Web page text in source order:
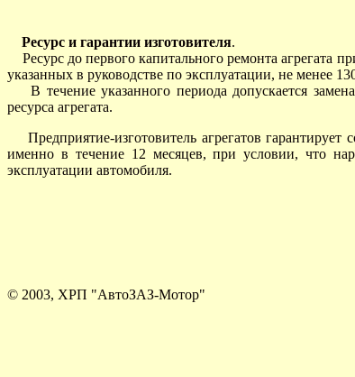
Ресурс и гарантии изготовителя.
Ресурс до первого капитального ремонта агрегата
указанных в руководстве по эксплуатации, не менее
В течение указанного периода допускается
ресурса агрегата.
Предприятие-изготовитель агрегатов гарантирует
именно в течение 12 месяцев, при условии, что
эксплуатации автомобиля.
© 2003, ХРП "АвтоЗАЗ-Мотор"